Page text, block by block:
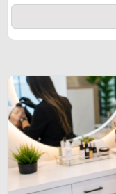
certificado